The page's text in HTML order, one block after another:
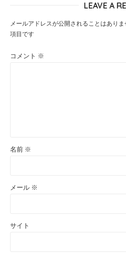
LEAVE A
メールアドレスが公開されることはありま
項目です
コメント ※
名前 ※
メール ※
サイト